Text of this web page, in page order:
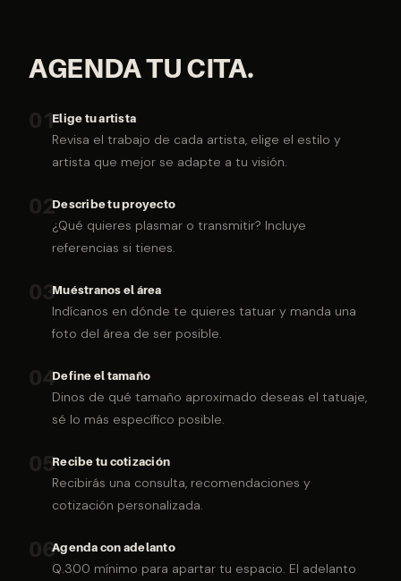
AGENDA TU CITA.
01Elige tu artista
Revisa el trabajo de cada artista, elige el estilo y
artista que mejor se adapte a tu visión.
02Describe tu proyecto
¿Qué quieres plasmar o transmitir? Incluye
referencias si tienes.
03Muéstranos el área
Indícanos en dónde te quieres tatuar y manda una
foto del área de ser posible.
04Define el tamaño
Dinos de qué tamaño aproximado deseas el tatuaje,
sé lo más específico posible.
05Recibe tu cotización
Recibirás una consulta, recomendaciones y
cotización personalizada.
06Agenda con adelanto
Q.300 mínimo para apartar tu espacio. El adelanto